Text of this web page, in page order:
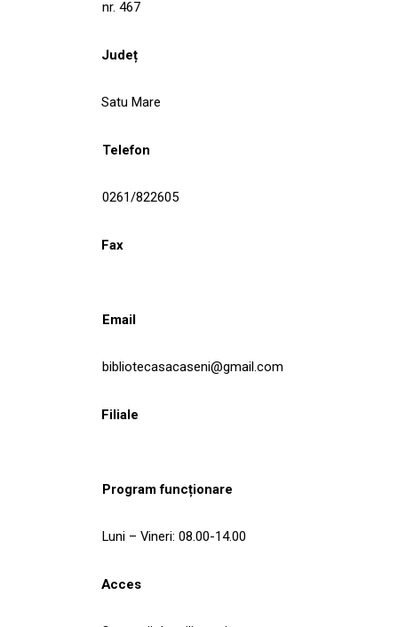
nr. 467
Județ
Satu Mare
Telefon
0261/822605
Fax
Email
bibliotecasacaseni@gmail.com
Filiale
Program funcționare
Luni – Vineri: 08.00-14.00
Acces